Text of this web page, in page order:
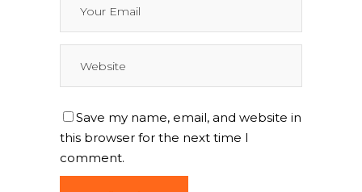
Save my name, email, and website in
this browser for the next time I
comment.